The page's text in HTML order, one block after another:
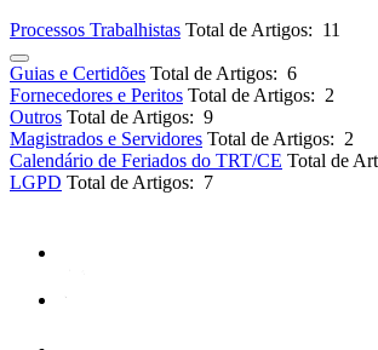
Processos Trabalhistas Total de Artigos: 11
Guias e Certidões Total de Artigos: 6
Fornecedores e Peritos Total de Artigos: 2
Outros Total de Artigos: 9
Magistrados e Servidores Total de Artigos: 2
Calendário de Feriados do TRT/CE Total de
LGPD Total de Artigos: 7